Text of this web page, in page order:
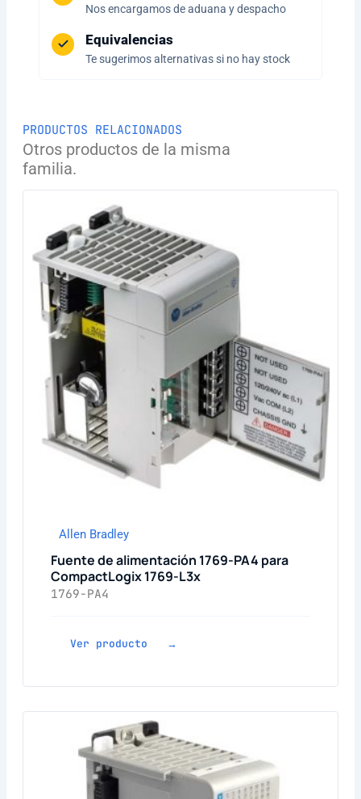
Nos encargamos de aduana y despacho
Equivalencias
Te sugerimos alternativas si no hay stock
PRODUCTOS RELACIONADOS
Otros productos de la misma
familia.
Allen Bradley
Fuente de alimentación 1769-PA4 para
CompactLogix 1769-L3x
1769-PA4
Ver producto →